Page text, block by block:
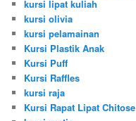
kursi lipat kuliah
kursi olivia
kursi pelamainan
Kursi Plastik Anak
Kursi Puff
Kursi Raffles
kursi raja
Kursi Rapat Lipat Chitose